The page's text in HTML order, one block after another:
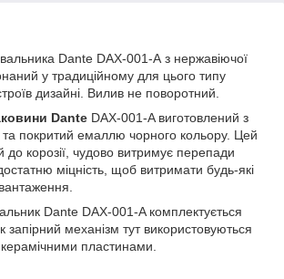
Dante DAX-001-A з нержавіючої
у традиційному для цього типу
дизайні. Вилив не поворотний.
Dante DAX-001-A виготовлений з
та покритий емаллю чорного кольору. Цей
до корозії, чудово витримує перепади
міцність, щоб витримати будь-які
Dante DAX-001-A комплектується
механізм тут використовуються
пластинами.